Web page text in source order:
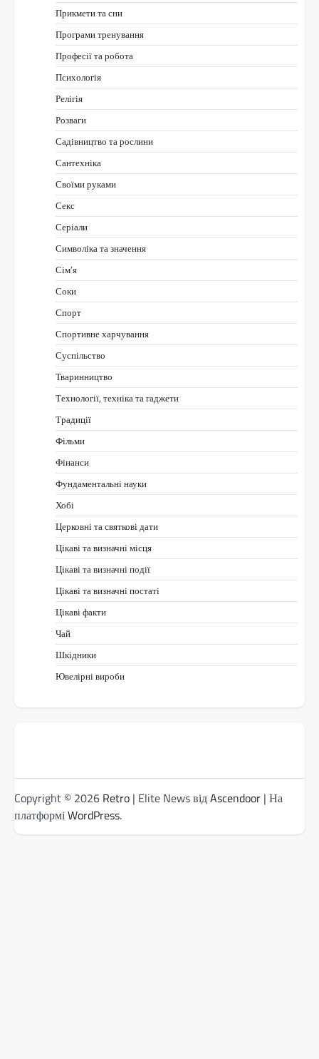
Прикмети та сни
Програми тренування
Професії та робота
Психологія
Релігія
Розваги
Садівництво та рослини
Сантехніка
Своїми руками
Секс
Серіали
Символіка та значення
Сім’я
Соки
Спорт
Спортивне харчування
Суспільство
Тваринництво
Технології, техніка та гаджети
Традиції
Фільми
Фінанси
Фундаментальні науки
Хобі
Церковні та святкові дати
Цікаві та визначні місця
Цікаві та визначні події
Цікаві та визначні постаті
Цікаві факти
Чай
Шкідники
Ювелірні вироби
Copyright © 2026 Retro | Elite News відAscendoor | На
платформіWordPress.